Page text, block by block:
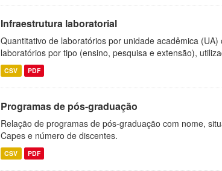
Infraestrutura laboratorial
Quantitativo de laboratórios por unidade acadêmica
laboratórios por tipo (ensino, pesquisa e extensão),
CSV PDF
Programas de pós-graduação
Relação de programas de pós-graduação com nome,
Capes e número de discentes.
CSV PDF